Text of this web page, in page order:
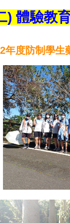
) 體驗教
年度防制學生